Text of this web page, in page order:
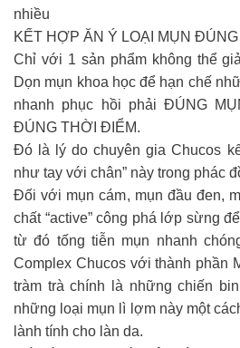
nhiều
KẾT HỢP ĂN Ý LOẠI MỤN ĐÚNG
Chỉ với 1 sản phẩm không thể
Dọn mụn khoa học để hạn chế
nhanh phục hồi phải ĐÚNG
ĐÚNG THỜI ĐIỂM.
Đó là lý do chuyên gia Chucos
như tay với chân” này trong phác
Đối với mụn cám, mụn đầu đen,
chất “active” công phá lớp sừng
từ đó tống tiễn mụn nhanh
Complex Chucos với thành phần
tràm trà chính là những chiến
những loại mụn lì lợm này một
lành tính cho làn da.